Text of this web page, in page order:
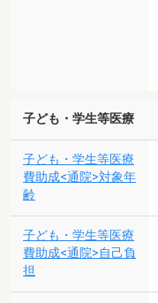
子ども・学生等医療
子ども・学生等医療
費助成<通院>対象年
齢
子ども・学生等医療
費助成<通院>自己負
担